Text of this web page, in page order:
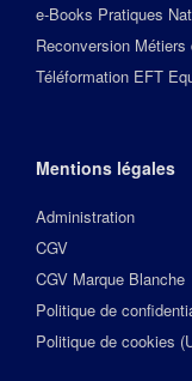
e-Books Pratiques
Reconversion Métiers
Téléformation EFT
Mentions légales
Administration
CGV
CGV Marque Blanche
Politique de
Politique de cookies